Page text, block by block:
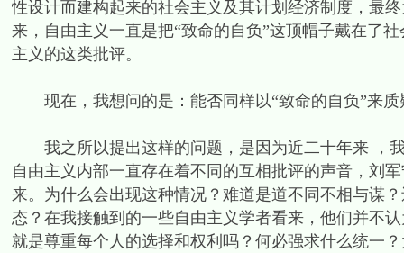
性设计而建构起来的社会主义及其计划经济制度，最
来，自由主义一直是把“致命的自负”这顶帽子戴在了
主义的这类批评。
现在，我想问的是：能否同样以“致命的自负”来质
我之所以提出这样的问题，是因为近二十年来 ，
自由主义内部一直存在着不同的互相批评的声音，刘
来。为什么会出现这种情况？难道是道不同不相与谋
态？在我接触到的一些自由主义学者看来，他们并不
就是尊重每个人的选择和权利吗？何必强求什么统一